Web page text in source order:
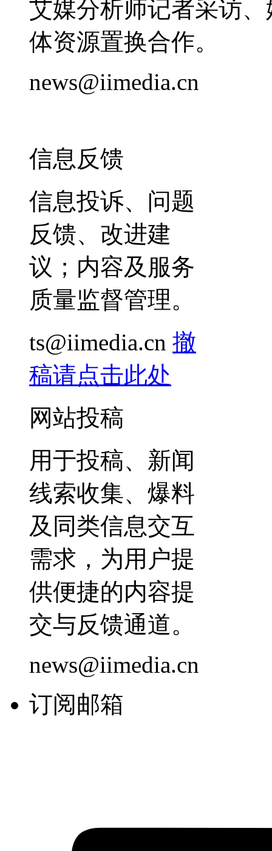
艾媒分析师记者采访
体资源置换合作。
news@iimedia.cn
信息反馈
信息投诉、问题
反馈、改进建
议；内容及服务
质量监督管理。
ts@iimedia.cn 撤
稿请点击此处
网站投稿
用于投稿、新闻
线索收集、爆料
及同类信息交互
需求，为用户提
供便捷的内容提
交与反馈通道。
news@iimedia.cn
订阅邮箱